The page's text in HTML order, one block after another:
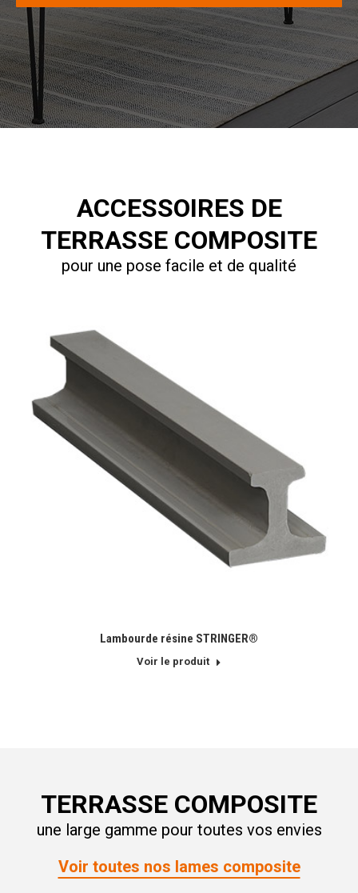
ACCESSOIRES DE
TERRASSE COMPOSITE
pour une pose facile et de qualité
Lambourde résine STRINGER®
Voir le produit
TERRASSE COMPOSITE
une large gamme pour toutes vos envies
Voir toutes nos lames composite